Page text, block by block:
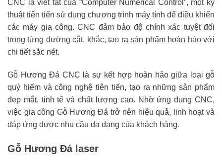
CNC là viết tắt của “Computer Numerical Control”, một kỹ
thuật tiên tiến sử dụng chương trình máy tính để điều khiển
các máy gia công. CNC đảm bảo độ chính xác tuyệt đối
trong từng đường cắt, khắc, tạo ra sản phẩm hoàn hảo với
chi tiết sắc nét.
Gỗ Hương Đá CNC là sự kết hợp hoàn hảo giữa loại gỗ
quý hiếm và công nghệ tiên tiến, tạo ra những sản phẩm
đẹp mắt, tinh tế và chất lượng cao. Nhờ ứng dụng CNC,
việc gia công Gỗ Hương Đá trở nên hiệu quả, linh hoạt và
đáp ứng được nhu cầu đa dạng của khách hàng.
Gỗ Hương Đá laser